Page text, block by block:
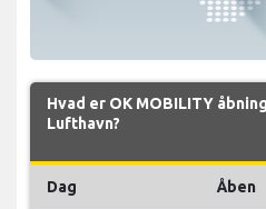
Hvad er OK MOBILITY
Lufthavn?
Dag Åben